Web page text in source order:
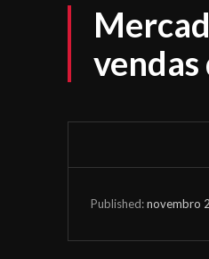
vendas
Published:novembro